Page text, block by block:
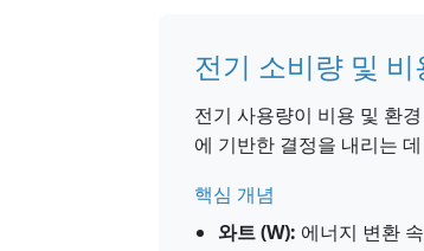
전기 소비량 및
전기 사용량이 비용 및 환
에 기반한 결정을 내리는
핵심 개념
와트 (W): 에너지 변환